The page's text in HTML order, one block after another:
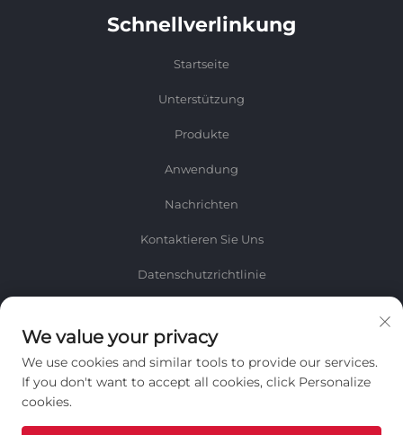
Schnellverlinkung
Startseite
Unterstützung
Produkte
Anwendung
Nachrichten
Kontaktieren Sie Uns
Datenschutzrichtlinie
Melden Sie sich für unseren wöchentlichen Newsletter an
We value your privacy
We use cookies and similar tools to provide our services.
If you don't want to accept all cookies, click Personalize
cookies.